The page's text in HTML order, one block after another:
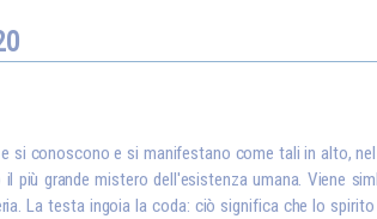
si conoscono e si manifestano come tali in alto,
grande mistero dell'esistenza umana. Viene
La testa ingoia la coda: ciò significa che lo